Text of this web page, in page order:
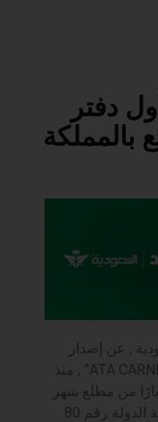
دفتر
بالمملكة
, عن إصدار
أول دفتر إدخال مؤقت للبضائع “ATA CARNET” , منذ
من مطلع شهر
يونيو الماضي، حيث أصبحت المملكة الدولة رقم 80